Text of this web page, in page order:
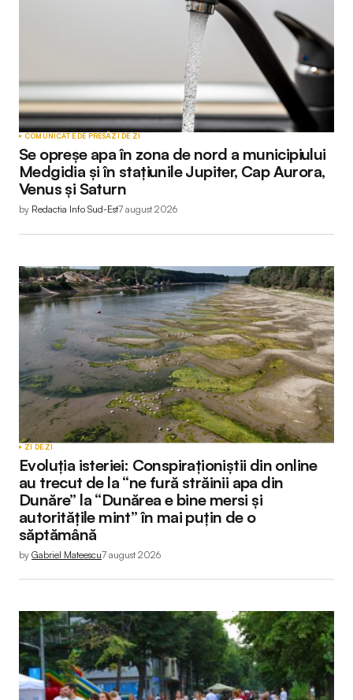
Your Name*
Your E-mail*
COMUNICATE DE PRESĂZI DE ZI
Se opreșe apa în zona de nord a municipiului
Medgidia și în stațiunile Jupiter, Cap Aurora,
Venus și Saturn
by Redactia Info Sud-Est7 august 2026
ZI DE ZI
Evoluția isteriei: Conspiraționiștii din online
au trecut de la “ne fură străinii apa din
Dunăre” la “Dunărea e bine mersi și
autoritățile mint” în mai puțin de o
săptămână
by Gabriel Mateescu7 august 2026